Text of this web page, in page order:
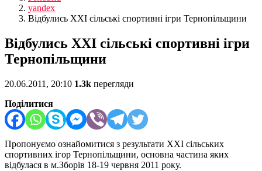
yandex
Відбулись ХХІ сільські спортивні ігри Тернопільщини
Відбулись ХХІ сільські спортивні ігри
Тернопільщини
20.06.2011, 20:10 1.3k перегляди
Поділитися
Пропонуємо ознайомитися з результати ХХІ сільських
спортивних ігор Тернопільщини, основна частина яких
відбулася в м.Зборів 18-19 червня 2011 року.